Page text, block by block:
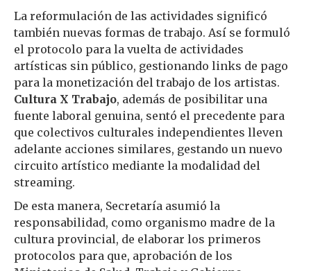
La reformulación de las actividades significó
también nuevas formas de trabajo. Así se formuló
el protocolo para la vuelta de actividades
artísticas sin público, gestionando links de pago
para la monetización del trabajo de los artistas.
Cultura X Trabajo, además de posibilitar una
fuente laboral genuina, sentó el precedente para
que colectivos culturales independientes lleven
adelante acciones similares, gestando un nuevo
circuito artístico mediante la modalidad del
streaming.
De esta manera, Secretaría asumió la
responsabilidad, como organismo madre de la
cultura provincial, de elaborar los primeros
protocolos para que, aprobación de los